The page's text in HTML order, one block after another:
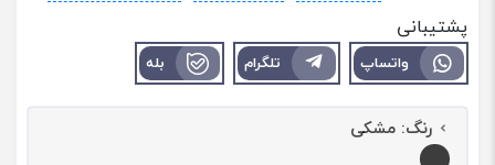
پشتیبانی
واتساپ تلگرام بله
رنگ: مشکی